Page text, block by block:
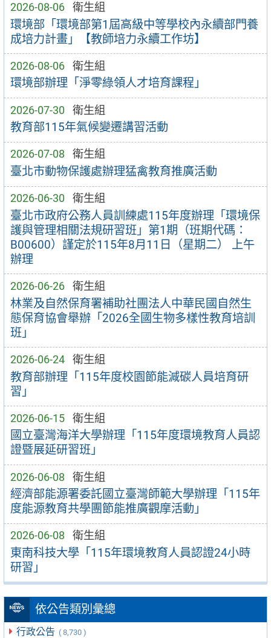
2026-08-06 衛生組
環境部「環境部第1屆高級中等學校內永續部門養
成培力計畫」【教師培力永續工作坊】
2026-08-06 衛生組
環境部辦理「淨零綠領人才培育課程」
2026-07-30 衛生組
教育部115年氣候變遷講習活動
2026-07-08 衛生組
臺北市動物保護處辦理猛禽教育推廣活動
2026-06-30 衛生組
臺北市政府公務人員訓練處115年度辦理「環境保
護與管理相關法規研習班」第1期（班期代碼：
B00600）謹定於115年8月11日（星期二） 上午
辦理
2026-06-26 衛生組
林業及自然保育署補助社團法人中華民國自然生
態保育協會舉辦「2026全國生物多樣性教育培訓
班」
2026-06-24 衛生組
教育部辦理「115年度校園節能減碳人員培育研
習」
2026-06-15 衛生組
國立臺灣海洋大學辦理「115年度環境教育人員認
證暨展延研習班」
2026-06-08 衛生組
經濟部能源署委託國立臺灣師範大學辦理「115年
度能源教育共學團節能推廣觀摩活動」
2026-06-08 衛生組
東南科技大學「115年環境教育人員認證24小時
研習」
依公告類別彙總
行政公告 ( 8,730 )